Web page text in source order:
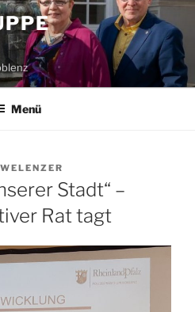
Menü
Stadt“ –
Rat tagt